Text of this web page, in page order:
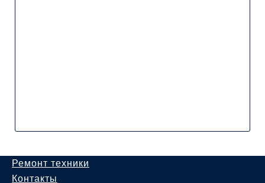
Ремонт техники
Контакты